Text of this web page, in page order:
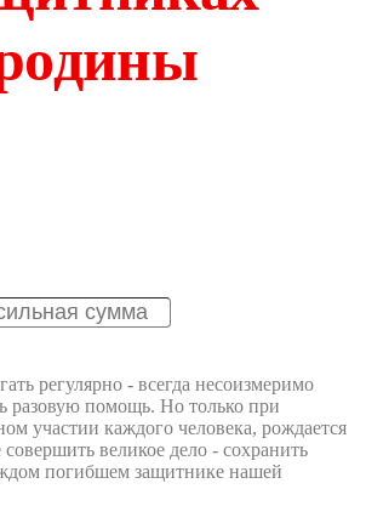
регулярно - всегда несоизмеримо
разовую помощь. Но только при
участии каждого человека, рождается
великое дело - сохранить
погибшем защитнике нашей